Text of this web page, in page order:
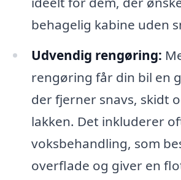
behagelig kabine uden
Udvendig rengøring:
rengøring får din bil en
der fjerner snavs, skidt
lakken. Det inkluderer
voksbehandling, som
overflade og giver en